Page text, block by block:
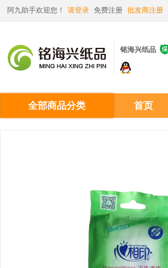
阿九助手欢迎您！ 请登录 免费注册 批发商注册
铭海兴纸品
全部商品分类 首页